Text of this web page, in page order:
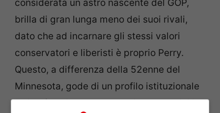
considerata un astro nascente del GOP,
brilla di gran lunga meno dei suoi rivali,
dato che ad incarnare gli stessi valori
conservatori e liberisti è proprio Perry.
Questo, a differenza della 52enne del
Minnesota, gode di un profilo istituzionale
solido (ha vinto tre mandati consecutivi in